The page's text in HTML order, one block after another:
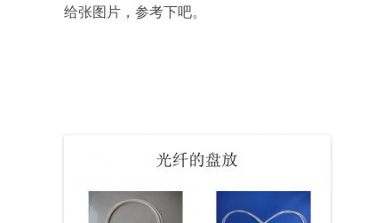
给张图片，参考下吧。